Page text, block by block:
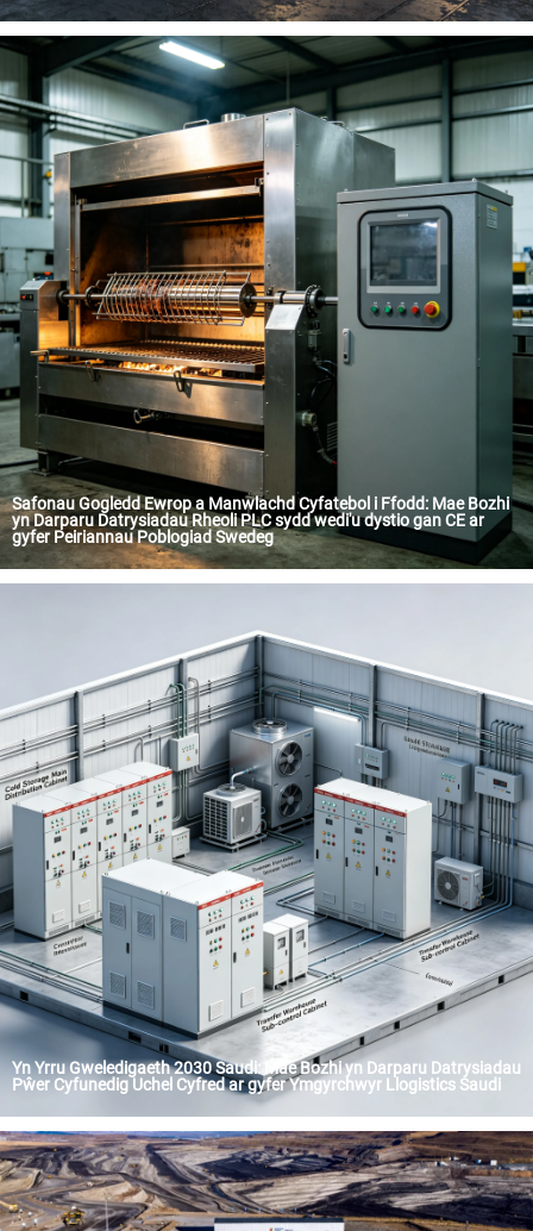
Yn y sector hanesyddol o peirianneg sifil a chadeirio fyrdd yn yr Eidal, mae'r ymchwiliad i ansawdd peiriannu'n anghydbwys. Fel canolbwynt cenedlaethol cadeirio fyrdd, mae cywirder system rheoli gwerthfach cymysg asfalt yn pennu'n uniongyrchol sglefri a hyd oesoedd y llwybr. Diweddarlyd, cyflwynodd Technoleg Rheoli Auto BoZhi (Bozhi) set o gynnyrch trydanol llawn—sy'n cynnwys banel rheoli PLC, banel rheoli VFD, a chamrawd dechrau meddal arbenigol—i gynhyrchydd adnabyddus o gynnyrch adeiladu yn yr Eidal. Trwy gyfuno rhesymeg rheoli Mitsubishi â chydfoddiad grym RoHS amgylcheddol, mae'r prosiect hwn wedi gosod safon newydd o rhagor o ansawdd yn y farchnad diwydiannol trwm Ewropeaidd.
Safonau Gogledd Ewrop a Manwlachd Cyfatebol i Ffodd: Mae Bozhi
yn Darparu Datrysiadau Rheoli PLC sydd wedi'u dystio gan CE ar
gyfer Peiriannau Poblogiad Swedeg
Yn yr diwydiant prosesu bwyd, rhaid i bob cydran o'r peiriant gwrthsefyll y ddau her o safonau hygïa chafodd eu sefydlu'n gryf ac o wresoedd gweithredu uchel. Mae Sweden, gwlad sydd yn adnabyddus am ei sefyllfa anghydbwys am ddiogelwch bwyd a chydfoddiad diwylliannol, yn gofyn am rhagor o'r holl darparwyr cyfrifiaduron. Diweddarlyd, llwyddodd Technoleg Rheoli Auto BoZhi (Bozhi) i ddarparu fwrdd rheoli PLC yn hanfach i gynhyrchydd mawr o beiriannau poblogiad diwylliannol yn Sweden. Mae'r datrysiad hwn, sydd wedi'i nodi gan ei deithlun o deithluniau cyfatebol i ffood, ei dystiolaeth CE cryf, a'i ddyluniad lleihau creadigol, yn cydweddu'n berffaith â'r disgwyliau uchel o'r farchnad Ogledd Ewrop.
Yn Yrru Gweledigaeth 2030 Saudi: Mae Bozhi yn Darparu Datrysiadau
Pŵer Cyfunedig Uchel Cyfred ar gyfer Ymgyrchwyr Llogistics Saudi
Yn yr hanner cyflwr gwaith o Saudi Arabia, mae hygrededd logistegau cadwraeth oer yn ddibynnol sylfaenol ar ddiogelwch cyflenwadau bwyd a chyffredinol. Wrth i "Saudi Vision 2030" gyflymu investiadau mewn seilwaith logistegau, mae systemau dosbarthu pŵer o safon uchel a hygrededd uwchel iawn wedi bod yn ysgafnllwyd adeiladu storfaith trosglwyddo. Diweddarlyd, cyflwynodd BoZhi Auto Control Technology (Bozhi) â llwyddiant datrysiad trydanol cynhwysfawr, gan gynnwys offer rheoli is-gyfeiriad cyfaddas a chamrawdau dosbarthu pŵer, i darparwr logistegau mawr yn Saudi Arabia. Nid yw'r system hon yn rheoli llwyth prif 3200A enfawr yn unig, ond hefyd yn defnyddio system ATS deallusol i sicrhau gweithio "dim atgyfnerthiad" ar gyfer yr amgylchedd cadwraeth oer.